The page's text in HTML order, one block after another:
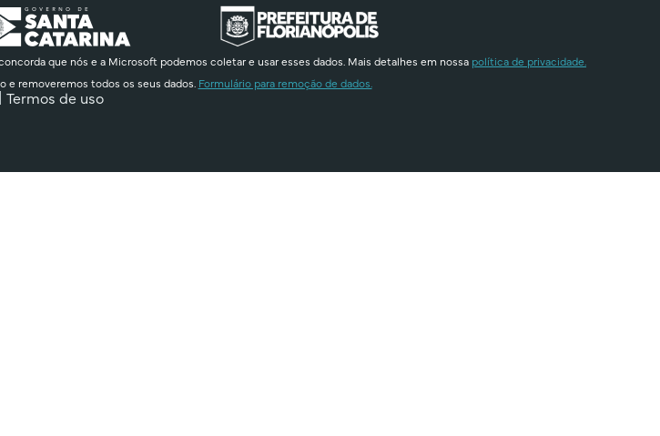
que nós e a Microsoft podemos coletar e usar esses dados. Mais detalhes em nossa política de privacidade.
e removeremos todos os seus dados. Formulário para remoção de dados.
Termos de uso